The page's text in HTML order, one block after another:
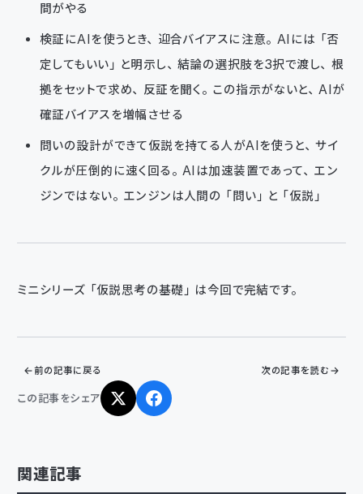
間がやる
検証にAIを使うとき、迎合バイアスに注意。AIには「否
定してもいい」と明示し、結論の選択肢を3択で渡し、根
拠をセットで求め、反証を聞く。この指示がないと、AIが
確証バイアスを増幅させる
問いの設計ができて仮説を持てる人がAIを使うと、サイ
クルが圧倒的に速く回る。AIは加速装置であって、エン
ジンではない。エンジンは人間の「問い」と「仮説」
ミニシリーズ「仮説思考の基礎」は今回で完結です。
前の記事に戻る 次の記事を読む
この記事をシェア
関連記事